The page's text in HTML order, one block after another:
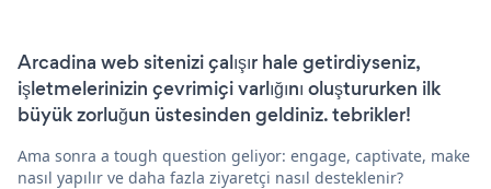
Arcadina web sitenizi çalışır hale getirdiyseniz,
işletmelerinizin çevrimiçi varlığını oluştururken ilk
büyük zorluğun üstesinden geldiniz. tebrikler!
Ama sonra a tough question geliyor: engage, captivate, make
nasıl yapılır ve daha fazla ziyaretçi nasıl desteklenir?